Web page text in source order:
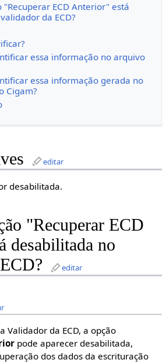
"Recuperar ECD Anterior" está
da ECD?
essa informação no arquivo
essa informação gerada no
Cigam?
editar
desabilitada.
"Recuperar ECD
desabilitada no
editar
Validador da ECD, a opção
pode aparecer desabilitada,
dos dados da escrituração